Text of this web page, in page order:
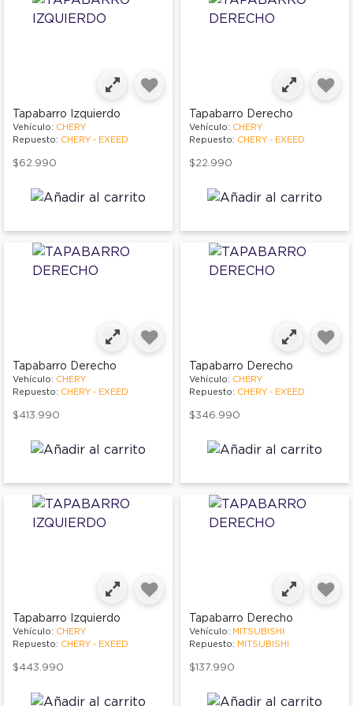
Tapabarro Izquierdo
Vehículo: CHERY
Repuesto: CHERY - EXEED
$62.990
Tapabarro Derecho
Vehículo: CHERY
Repuesto: CHERY - EXEED
$22.990
Tapabarro Derecho
Vehículo: CHERY
Repuesto: CHERY - EXEED
$413.990
Tapabarro Derecho
Vehículo: CHERY
Repuesto: CHERY - EXEED
$346.990
Tapabarro Izquierdo
Vehículo: CHERY
Repuesto: CHERY - EXEED
$443.990
Tapabarro Derecho
Vehículo: MITSUBISHI
Repuesto: MITSUBISHI
$137.990